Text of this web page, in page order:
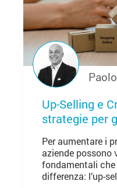
Up-Selling e
strategie per
Per aumentare i
aziende possono
fondamentali
differenza: l’up-